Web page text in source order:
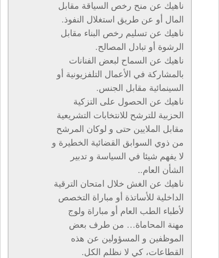
ناهيك عن منح رخص السياقة مقابل
المال أو عن طريق استغلال النفوذ.
ناهيك عن تسليم رخص البناء مقابل
الرشوة أو تبادل المصالح.
ناهيك عن السماح لبعض الفنانات
بالمشاركة في الأعمال التلفزيونية أو
السينمائية مقابل الجنس.
ناهيك عن الحصول على التزكية
الحزبية للترشح للانتخابات التشريعية
مقابل الملايين حتى و لوكان المرشح
من ذوي السوابق القضائية الخطيرة و
لا يفهم شيئا في السياسة و تدبير
الشأن العام..
ناهيك عن الغش خلال امتحان الترقية
الداخلية للأساتذة أو مباراة التخصص
لأطباء الطب العام أو مباراة ولوج
مهنة المحاماة… من طرف بعض
الموظفين و المسؤولين عن هذه
القطاعات، كي لا نظلم الكل.